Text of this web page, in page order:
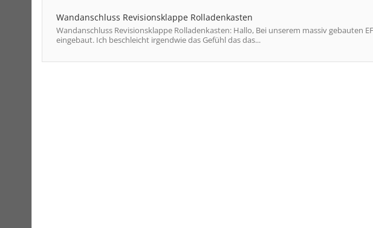
Wandanschluss Revisionsklappe Rolladenkasten
Wandanschluss Revisionsklappe Rolladenkasten: Hallo, Bei unserem massiv gebauten
eingebaut. Ich beschleicht irgendwie das Gefühl das das...